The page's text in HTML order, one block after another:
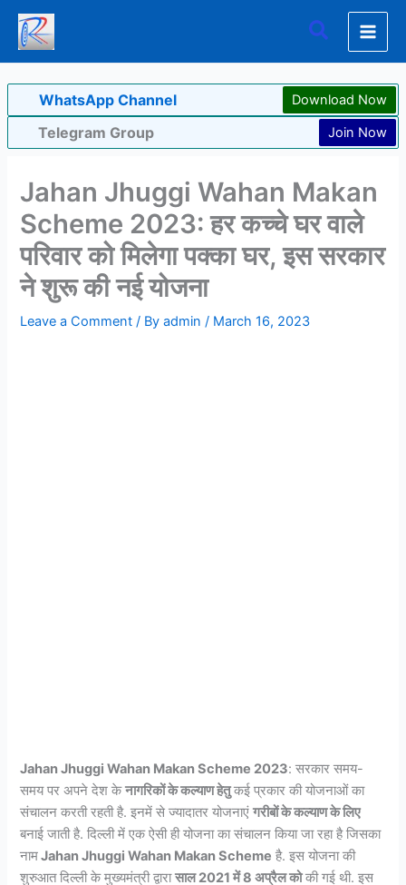
Skip
content
Search
WhatsApp Channel Download Now
Telegram Group Join Now
Jahan Jhuggi Wahan Makan
Scheme 2023: हर कच्चे घर वाले
परिवार को मिलेगा पक्का घर, इस सरकार
ने शुरू की नई योजना
Leave a Comment / Byadmin/ March 16, 2023
Jahan Jhuggi Wahan Makan Scheme 2023: सरकार समय-
समय पर अपने देश केनागरिकों के कल्याण हेतुकई प्रकार की योजनाओं का
संचालन करती रहती है. इनमें से ज्यादातर योजनाएंगरीबों के कल्याण के लिए
बनाई जाती है. दिल्ली में एक ऐसी ही योजना का संचालन किया जा रहा है जिसका
नामJahan Jhuggi Wahan Makan Scheme है. इस योजना की
शुरुआत दिल्ली के मुख्यमंत्री द्वारासाल 2021 में 8 अप्रैल कोकी गई थी. इस